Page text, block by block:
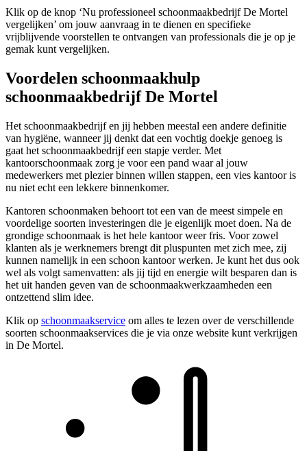
Klik op de knop ‘Nu professioneel schoonmaakbedrijf De Mortel
vergelijken’ om jouw aanvraag in te dienen en specifieke
vrijblijvende voorstellen te ontvangen van professionals die je op je
gemak kunt vergelijken.
Voordelen schoonmaakhulp
schoonmaakbedrijf De Mortel
Het schoonmaakbedrijf en jij hebben meestal een andere definitie
van hygiëne, wanneer jij denkt dat een vochtig doekje genoeg is
gaat het schoonmaakbedrijf een stapje verder. Met
kantoorschoonmaak zorg je voor een pand waar al jouw
medewerkers met plezier binnen willen stappen, een vies kantoor is
nu niet echt een lekkere binnenkomer.
Kantoren schoonmaken behoort tot een van de meest simpele en
voordelige soorten investeringen die je eigenlijk moet doen. Na de
grondige schoonmaak is het hele kantoor weer fris. Voor zowel
klanten als je werknemers brengt dit pluspunten met zich mee, zij
kunnen namelijk in een schoon kantoor werken. Je kunt het dus ook
wel als volgt samenvatten: als jij tijd en energie wilt besparen dan is
het uit handen geven van de schoonmaakwerkzaamheden een
ontzettend slim idee.
Klik op schoonmaakservice om alles te lezen over de verschillende
soorten schoonmaakservices die je via onze website kunt verkrijgen
in De Mortel.